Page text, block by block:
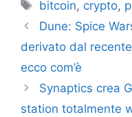
Tag
bitcoin, crypto,
Dune: Spice
derivato dal
ecco com’è
Synaptics crea
station totalmente